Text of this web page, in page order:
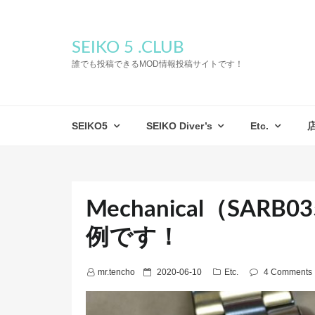
SEIKO 5 .CLUB
誰でも投稿できるMOD情報投稿サイトです！
SEIKO5 SEIKO Diver’s Etc.
Mechanical（
例です！
mr.tencho
P 2020-06-10 Etc. 4 Comments